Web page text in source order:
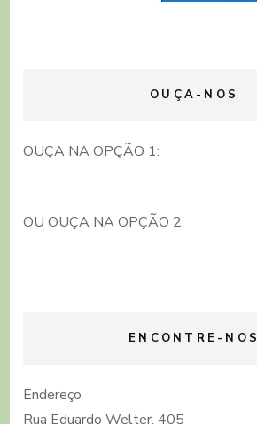
OUÇA-NOS
OUÇA NA OPÇÃO 1:
OU OUÇA NA OPÇÃO 2:
ENCONTRE-NOS
Endereço
Rua Eduardo Welter, 405